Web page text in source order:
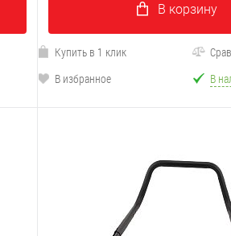
В корзину
Купить в 1 клик
В избранное
В